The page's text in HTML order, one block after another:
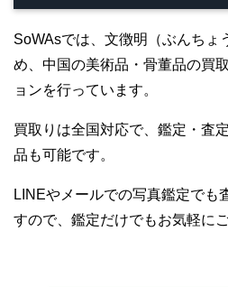
SoWAsでは、文徴明（ぶんちょ
め、中国の美術品・骨董品の買
ョンを行っています。
買取りは全国対応で、鑑定・査
品も可能です。
LINEやメールでの写真鑑定でも
すので、鑑定だけでもお気軽に